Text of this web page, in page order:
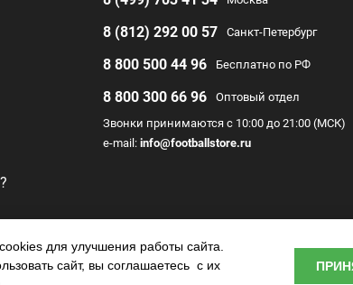
8 (812) 292 00 57 Санкт-Петербург
8 800 500 44 96 Бесплатно по РФ
8 800 300 66 96
Оптовый отдел
Звонки принимаются с 10:00 до 21:00 (МСК)
e-mail: info@footballstore.ru
для улучшения работы сайта.
сайт, вы соглашаетесь с их